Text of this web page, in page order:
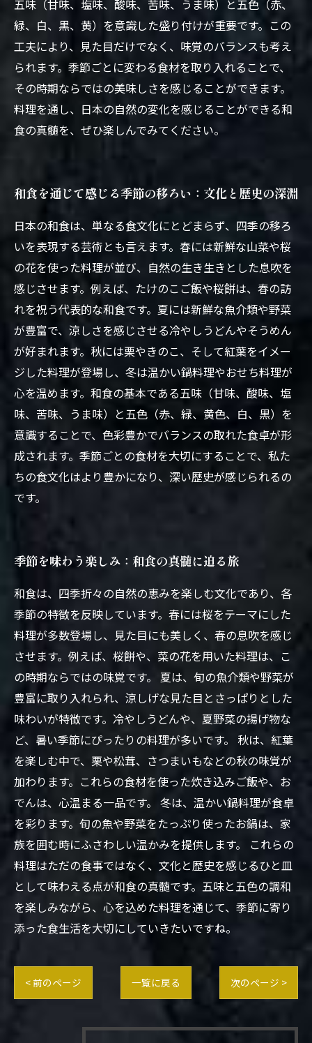
五味（甘味、塩味、酸味、苦味、うま味）と五色（赤、
緑、白、黒、黄）を意識した盛り付けが重要です。この
工夫により、見た目だけでなく、味覚のバランスも考え
られます。季節ごとに変わる食材を取り入れることで、
その時期ならではの美味しさを感じることができます。
料理を通し、日本の自然の変化を感じることができる和
食の真髄を、ぜひ楽しんでみてください。
和食を通じて感じる季節の移ろい：文化と歴史の深淵
日本の和食は、単なる食文化にとどまらず、四季の移ろ
いを表現する芸術とも言えます。春には新鮮な山菜や桜
の花を使った料理が並び、自然の生き生きとした息吹を
感じさせます。例えば、たけのこご飯や桜餅は、春の訪
れを祝う代表的な和食です。夏には新鮮な魚介類や野菜
が豊富で、涼しさを感じさせる冷やしうどんやそうめん
が好まれます。秋には栗やきのこ、そして紅葉をイメー
ジした料理が登場し、冬は温かい鍋料理やおせち料理が
心を温めます。和食の基本である五味（甘味、酸味、塩
味、苦味、うま味）と五色（赤、緑、黄色、白、黒）を
意識することで、色彩豊かでバランスの取れた食卓が形
成されます。季節ごとの食材を大切にすることで、私た
ちの食文化はより豊かになり、深い歴史が感じられるの
です。
季節を味わう楽しみ：和食の真髄に迫る旅
和食は、四季折々の自然の恵みを楽しむ文化であり、各
季節の特徴を反映しています。春には桜をテーマにした
料理が多数登場し、見た目にも美しく、春の息吹を感じ
させます。例えば、桜餅や、菜の花を用いた料理は、こ
の時期ならではの味覚です。 夏は、旬の魚介類や野菜が
豊富に取り入れられ、涼しげな見た目とさっぱりとした
味わいが特徴です。冷やしうどんや、夏野菜の揚げ物な
ど、暑い季節にぴったりの料理が多いです。 秋は、紅葉
を楽しむ中で、栗や松茸、さつまいもなどの秋の味覚が
加わります。これらの食材を使った炊き込みご飯や、お
でんは、心温まる一品です。 冬は、温かい鍋料理が食卓
を彩ります。旬の魚や野菜をたっぷり使ったお鍋は、家
族を囲む時にふさわしい温かみを提供します。 これらの
料理はただの食事ではなく、文化と歴史を感じるひと皿
として味わえる点が和食の真髄です。五味と五色の調和
を楽しみながら、心を込めた料理を通じて、季節に寄り
添った食生活を大切にしていきたいですね。
< 前のページ 一覧に戻る 次のページ >